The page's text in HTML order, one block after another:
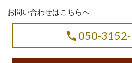
お問い合わせはこちらへ
050-